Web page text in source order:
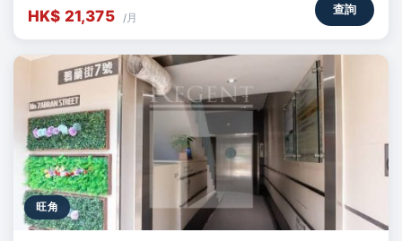
HK$ 21,375 /月
查詢
旺角